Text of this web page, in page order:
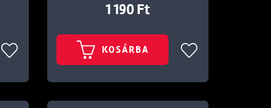
1 190 Ft
KOSÁRBA